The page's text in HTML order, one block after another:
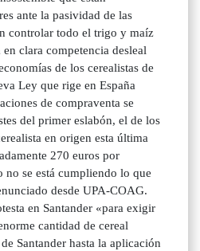
ante la pasividad de las
controlar todo el trigo y maíz
clara competencia desleal
de los cerealistas de
Ley que rige en España
de compraventa se
del primer eslabón, el de los
en origen esta última
270 euros por
no se está cumpliendo lo que
desde UPA-COAG.
en Santander «para exigir
cantidad de cereal
Santander hasta la aplicación